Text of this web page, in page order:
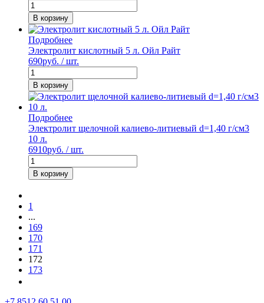
В корзину
Подробнее
Электролит кислотный 5 л. Ойл Райт
690руб. / шт.
В корзину
Подробнее
Электролит щелочной калиево-литиевый d=1,40 г/см3
10 л.
6910руб. / шт.
В корзину
1
...
169
170
171
172
173